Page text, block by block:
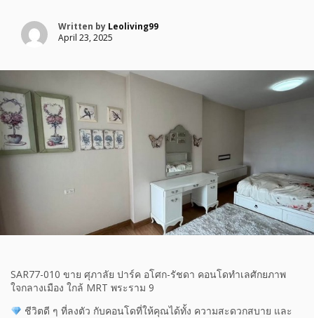
Written by Leoliving99
April 23, 2025
SAR77-010 ขาย ศุภาลัย ปาร์ค อโศก-รัชดา คอนโดทำเลศักยภาพ
ใจกลางเมือง ใกล้ MRT พระราม 9
ชีวิตดี ๆ ที่ลงตัว กับคอนโดที่ให้คุณได้ทั้ง ความสะดวกสบาย และ